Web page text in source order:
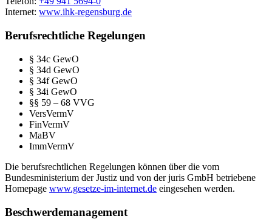
Internet: www.ihk-regensburg.de
Berufsrechtliche Regelungen
§ 34c GewO
§ 34d GewO
§ 34f GewO
§ 34i GewO
§§ 59 – 68 VVG
VersVermV
FinVermV
MaBV
ImmVermV
Die berufsrechtlichen Regelungen können über die vom
Bundesministerium der Justiz und von der juris GmbH betriebene
Homepage www.gesetze-im-internet.de eingesehen werden.
Beschwerdemanagement